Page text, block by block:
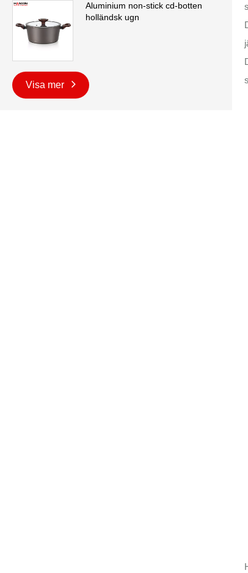
Aluminium non-stick cd-botten
holländsk ugn
Visa mer